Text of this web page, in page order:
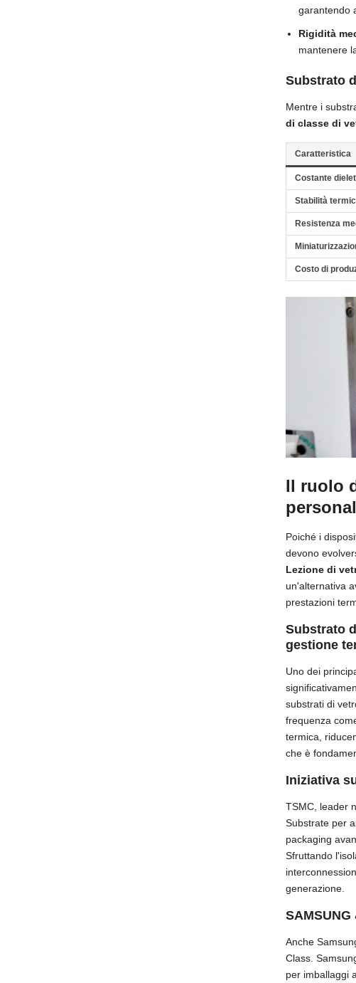
garantendo
Rigidità
mantenere
Substrato
Mentre i
di classe di
Caratteristica
Costante
Stabilità
Resistenza
Costo di
Il ruolo
Poiché i
devono
Lezione di
un'alternativa
prestazioni
Substrato
gestione
Uno dei
substrati di
frequenza
termica,
che è
Iniziativa
TSMC, leader
Substrate per
packaging
Sfruttando
generazione.
Anche
Class.
per imballaggi